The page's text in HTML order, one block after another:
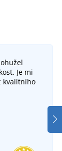
Je mi
kvalitního